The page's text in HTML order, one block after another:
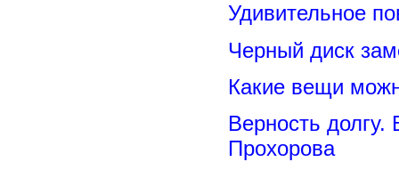
Удивительное
Черный диск
Какие вещи
Верность
Прохорова